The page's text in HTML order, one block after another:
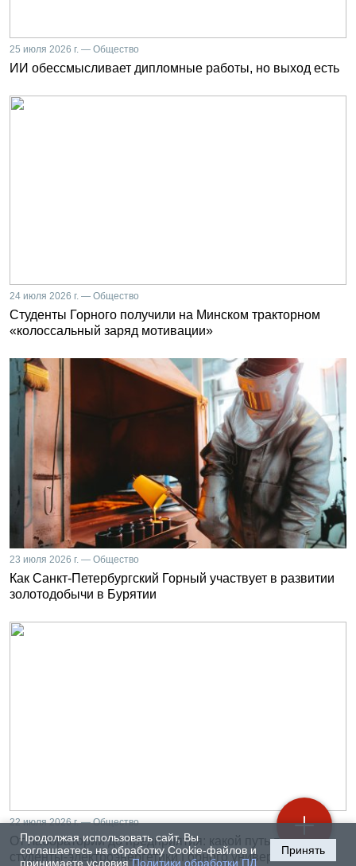
Продолжая использовать сайт, Вы
соглашаетесь на обработку Cookie-файлов и
принимаете условияПолитики обработки ПД
Принять
25 июля 2026 г. — Общество
ИИ обессмысливает дипломные работы, но выход есть
24 июля 2026 г. — Общество
Студенты Горного получили на Минском тракторном
«колоссальный заряд мотивации»
23 июля 2026 г. — Общество
Как Санкт-Петербургский Горный участвует в развитии
золотодобычи в Бурятии
22 июля 2026 г. — Общество
От лаборатории до предприятия: какой путь проходят
студенты-электроэнергетики Горного университета